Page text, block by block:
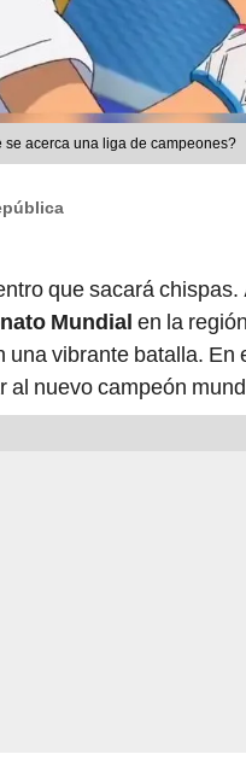
se acerca una liga de campeones?
que sacará chispas.
Mundial en la región
una vibrante batalla. En
al nuevo campeón